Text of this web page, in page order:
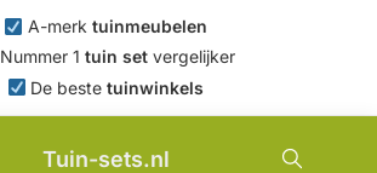
A-merk tuinmeubelen
Nummer 1 tuin set vergelijker
De bestetuinwinkels
Tuin-sets.nl